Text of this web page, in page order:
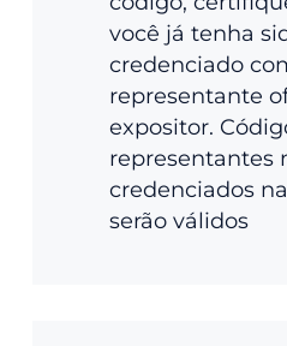
você já tenha
credenciado
representante
expositor.
representantes
credenciados
serão válidos